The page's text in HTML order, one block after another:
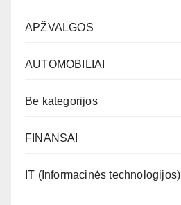
APŽVALGOS
AUTOMOBILIAI
Be kategorijos
FINANSAI
IT (Informacinės technologijos)